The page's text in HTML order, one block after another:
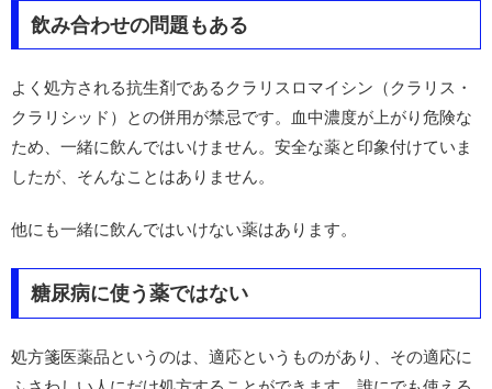
飲み合わせの問題もある
よく処方される抗生剤であるクラリスロマイシン（クラリス・
クラリシッド）との併用が禁忌です。血中濃度が上がり危険な
ため、一緒に飲んではいけません。安全な薬と印象付けていま
したが、そんなことはありません。
他にも一緒に飲んではいけない薬はあります。
糖尿病に使う薬ではない
処方箋医薬品というのは、適応というものがあり、その適応に